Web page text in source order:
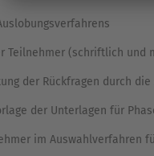
des
der Teilnehmer
der
zur Vorlage der
im